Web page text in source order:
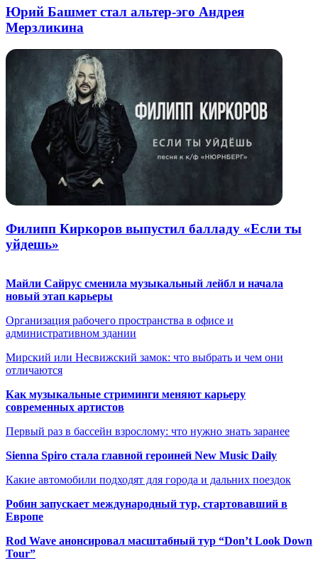
Юрий Башмет стал альтер-эго Андрея
Мерзликина
Филипп Киркоров выпустил балладу «Если ты
уйдешь»
Майли Сайрус сменила музыкальный лейбл и начала
новый этап карьеры
Организация рабочего пространства в офисе и
административном здании
Мирский или Несвижский замок: что выбрать и чем они
отличаются
Как музыкальные стриминги меняют карьеру
современных артистов
Первый раз в бассейн взрослому: что нужно знать заранее
Sienna Spiro стала главной героиней New Music Daily
Какие автомобили подходят для города и дальних поездок
Робин запускает международный тур, стартовавший в
Европе
Rod Wave анонсировал масштабный тур “Don’t Look Down
Tour”